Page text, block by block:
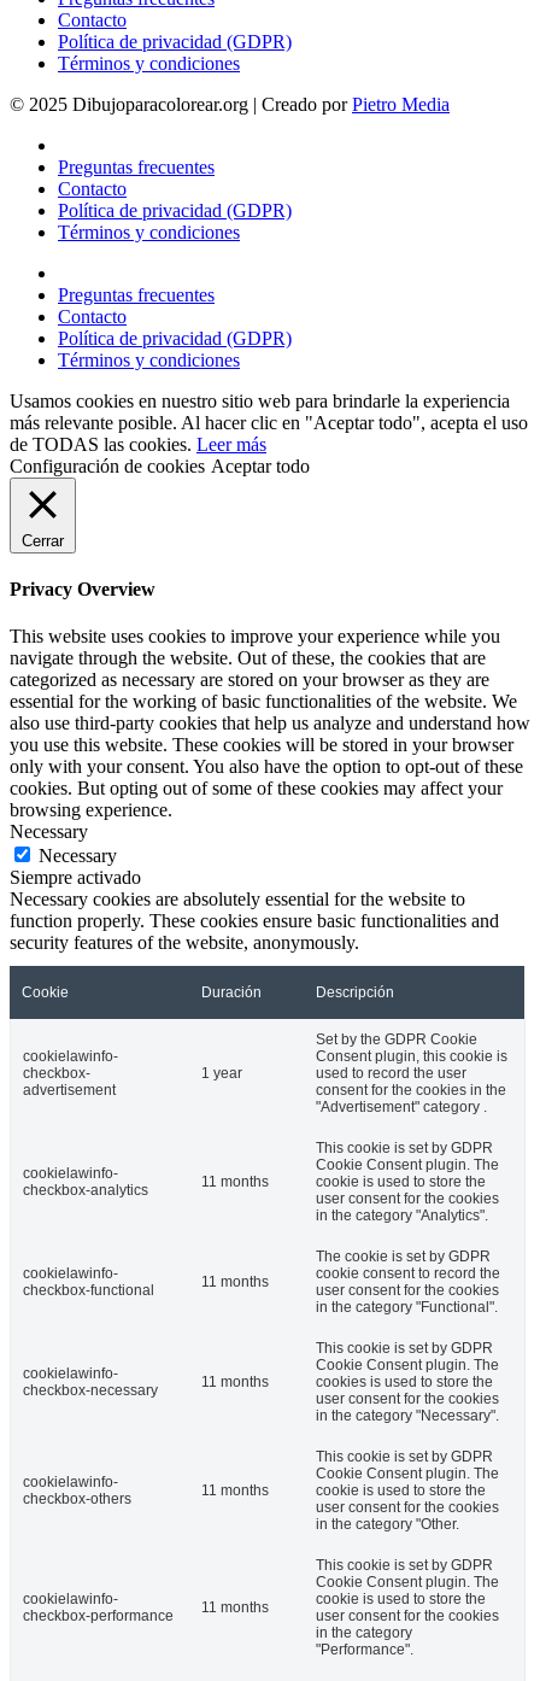
Contacto
Política de privacidad (GDPR)
Términos y condiciones
© 2025 Dibujoparacolorear.org | Creado porPietro Media
Preguntas frecuentes
Contacto
Política de privacidad (GDPR)
Términos y condiciones
Preguntas frecuentes
Contacto
Política de privacidad (GDPR)
Términos y condiciones
Usamos cookies en nuestro sitio web para brindarle la experiencia
más relevante posible. Al hacer clic en "Aceptar todo", acepta el uso
de TODAS las cookies. Leer más
Configuración de cookies Aceptar todo
Cerrar
Privacy Overview
This website uses cookies to improve your experience while you
navigate through the website. Out of these, the cookies that are
categorized as necessary are stored on your browser as they are
essential for the working of basic functionalities of the website. We
also use third-party cookies that help us analyze and understand how
you use this website. These cookies will be stored in your browser
only with your consent. You also have the option to opt-out of these
cookies. But opting out of some of these cookies may affect your
browsing experience.
Necessary
Necessary
Siempre activado
Necessary cookies are absolutely essential for the website to
function properly. These cookies ensure basic functionalities and
security features of the website, anonymously.
Cookie Duración Descripción
cookielawinfo-
checkbox-
advertisement
1 year
Set by the GDPR Cookie
Consent plugin, this cookie is
used to record the user
consent for the cookies in the
"Advertisement" category .
cookielawinfo-
checkbox-analytics
11 months
This cookie is set by GDPR
Cookie Consent plugin. The
cookie is used to store the
user consent for the cookies
in the category "Analytics".
cookielawinfo-
checkbox-functional
11 months
The cookie is set by GDPR
cookie consent to record the
user consent for the cookies
in the category "Functional".
cookielawinfo-
checkbox-necessary
11 months
This cookie is set by GDPR
Cookie Consent plugin. The
cookies is used to store the
user consent for the cookies
in the category "Necessary".
cookielawinfo-
checkbox-others
11 months
This cookie is set by GDPR
Cookie Consent plugin. The
cookie is used to store the
user consent for the cookies
in the category "Other.
cookielawinfo-
checkbox-performance
11 months
This cookie is set by GDPR
Cookie Consent plugin. The
cookie is used to store the
user consent for the cookies
in the category
"Performance".